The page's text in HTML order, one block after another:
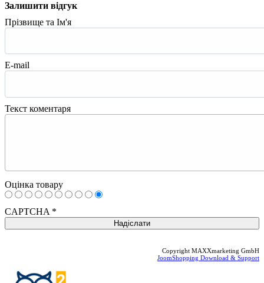
Залишити відгук
Прізвище та Ім'я
E-mail
Текст коментаря
Оцінка товару
CAPTCHA *
Copyright MAXXmarketing GmbH
JoomShopping Download & Support